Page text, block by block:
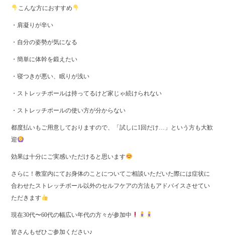
こんな方におすすめ
・肩凝りが辛い
・自分の姿勢が気になる
・簡単に体幹を鍛えたい
・寝つきが悪い、眠りが浅い
・ストレッチポールは持ってるけど家じゃ続けられない
・ストレッチポールの使い方が分からない
都度払いもご用意しておりますので、「試しに1回だけ…」という方も大歓
迎
効果は十分にご実感いただけると思います
さらに！教室内にてお身体のことについてご相談いただいた際には症状に
合わせたストレッチポール以外のセルフケアの方法もアドバイスさせてい
ただきます
現在30代〜60代の幅広い年代の方々が参加中
皆さんもぜひご参加ください♪